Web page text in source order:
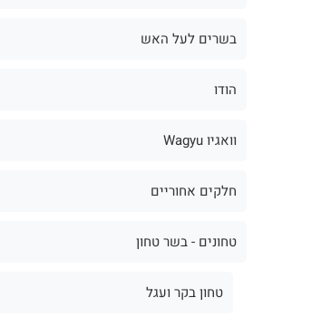
בשרים לעל האש
הודו
וואגיו Wagyu
חלקים אחוריים
טחונים - בשר טחון
טחון בקר ועגל